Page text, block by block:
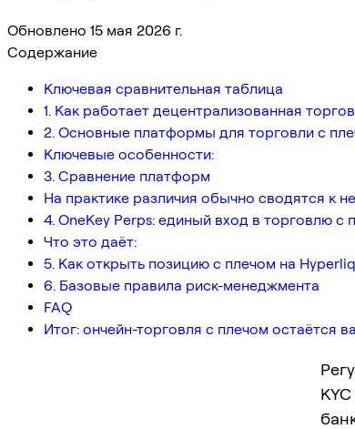
Обновлено 15 мая 2026 г.
Содержание
Ключевая сравнительная таблица
1. Как работает децентрализованная
2. Основные платформы для торговли с
Ключевые особенности:
3. Сравнение платформ
На практике различия обычно сводятся к
4. OneKey Perps: единый вход в торговлю с
Что это даёт:
5. Как открыть позицию с плечом на
6. Базовые правила риск-менеджмента
FAQ
Итог: ончейн-торговля с плечом остаётся